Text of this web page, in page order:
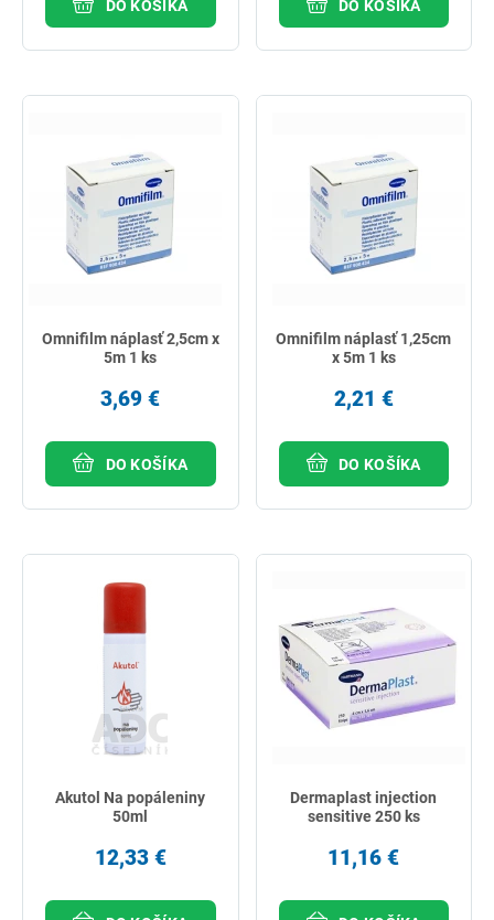
DO KOŠÍKA DO KOŠÍKA
Omnifilm náplasť 2,5cm x
5m 1 ks
3,69 €
DO KOŠÍKA
Omnifilm náplasť 1,25cm
x 5m 1 ks
2,21 €
DO KOŠÍKA
Akutol Na popáleniny
50ml
12,33 €
Dermaplast injection
sensitive 250 ks
11,16 €